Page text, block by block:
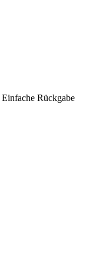
Einfache Rückgabe